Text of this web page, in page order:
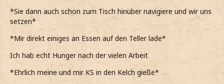
*Sie dann auch schon zum Tisch hinüber navigiere und wir uns
setzen*
*Mir direkt einiges an Essen auf den Teller lade*
Ich hab echt Hunger nach der vielen Arbeit
*Ehrlich meine und mir KS in den Kelch gieße*